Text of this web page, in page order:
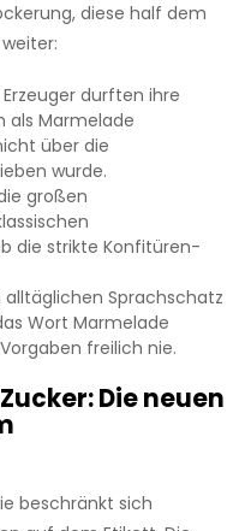
diese half dem
Erzeuger durften ihre
als Marmelade
über die
wurde.
großen
die strikte Konfitüren-
alltäglichen Sprachschatz
Wort Marmelade
freilich nie.
Die neuen
beschränkt sich